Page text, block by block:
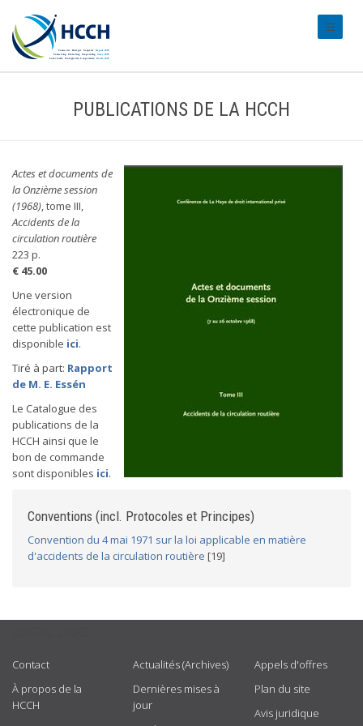
PUBLICATIONS DE LA HCCH
Actes et documents de
la Onzième session
(1968), tome III,
Accidents de la
circulation routière
223 p.
€ 45.00
Une version
électronique de
cette publication est
disponible ici.
Tiré à part: Rapport
de M. E. Essén
Le Catalogue des
publications de la
HCCH ainsi que le
bon de commande
sont disponibles ici.
Conventions (incl. Protocoles et Principes)
Convention du 4 mai 1971 sur la loi applicable en matière
d'accidents de la circulation routière [19]
Contact
À propos de la
HCCH
Actualités (Archives)
Dernières mises à
jour
Appels d'offres
Plan du site
Avis juridique